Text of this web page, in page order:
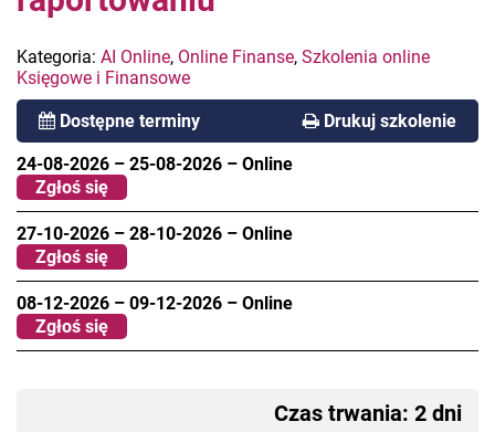
Kategoria: AI Online, Online Finanse, Szkolenia online
Księgowe i Finansowe
Dostępne terminy Drukuj szkolenie
24-08-2026 – 25-08-2026 – Online
Zgłoś się
27-10-2026 – 28-10-2026 – Online
Zgłoś się
08-12-2026 – 09-12-2026 – Online
Zgłoś się
Czas trwania: 2 dni